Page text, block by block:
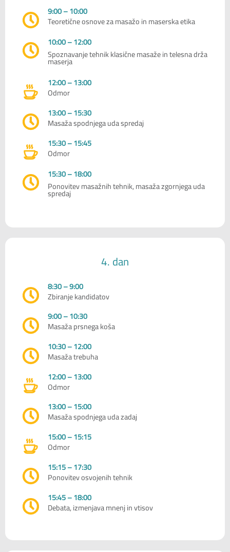
9:00 – 10:00
Teoretične osnove za masažo in maserska etika
10:00 – 12:00
Spoznavanje tehnik klasične masaže in telesna drža
maserja
12:00 – 13:00
Odmor
13:00 – 15:30
Masaža spodnjega uda spredaj
15:30 – 15:45
Odmor
15:30 – 18:00
Ponovitev masažnih tehnik, masaža zgornjega uda
spredaj
4. dan
8:30 – 9:00
Zbiranje kandidatov
9:00 – 10:30
Masaža prsnega koša
10:30 – 12:00
Masaža trebuha
12:00 – 13:00
Odmor
13:00 – 15:00
Masaža spodnjega uda zadaj
15:00 – 15:15
Odmor
15:15 – 17:30
Ponovitev osvojenih tehnik
15:45 – 18:00
Debata, izmenjava mnenj in vtisov